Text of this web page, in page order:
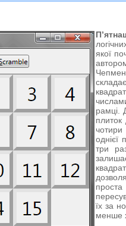
якої
рамці.
плиток
три
їх за
менше